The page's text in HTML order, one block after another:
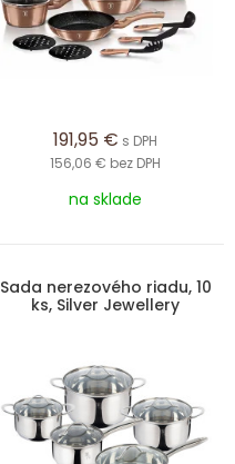
191,95 € s DPH
156,06 € bez DPH
na sklade
Sada nerezového riadu, 10
ks, Silver Jewellery